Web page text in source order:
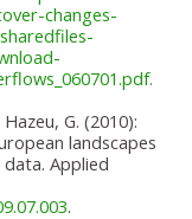
changes-
G. (2010):
landscapes
data. Applied
.